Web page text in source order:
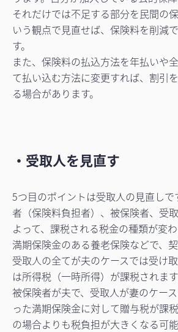
それだけでは不足する部分を民間の
いう観点で見直せば、保険料を削減
す。
また、保険料の払込方法を年払いや
て払い込む方法に変更すれば、割引
る場合があります。
・受取人を見直す
5つ目のポイントは受取人の見直しで
者（保険料負担者）、被保険者、受
よって、課税される税金の種類が変
満期保険金のある養老保険などで、
受取人の全てが夫のケースでは受け
は所得税（一時所得）が課税されま
被保険者が夫で、受取人が妻のケー
った満期保険金に対して贈与税が課
の場合よりも税負担が大きくなる可能